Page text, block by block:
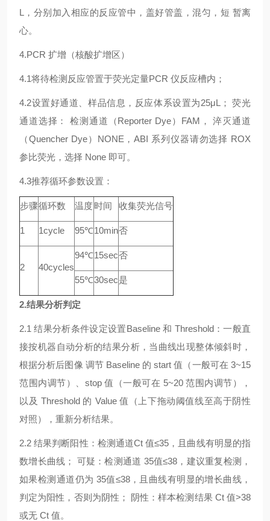
L，分别加入相应的反应管中，盖好管盖，混匀，短 暂离
心。
4.PCR 扩增（核酸扩增区）
4.1将待检测反应管置于荧光定量PCR 仪反应槽内；
4.2设置好通道、样品信息，反应体系设置为25μL； 荧光
通道选择： 检测通道（Reporter Dye）FAM， 淬灭通道
（Quencher Dye）NONE，ABI 系列仪器请勿选择 ROX
参比荧光，选择 None 即可。
4.3推荐循环参数设置：
步骤循环数 温度时间 收集荧光信号
1 1cycle 95℃10min否
2 40cycles
94℃15sec否
55℃30sec是
2.结果分析判定
2.1 结果分析条件设定设置Baseline 和 Threshold：一般直
接按机器自动分析的结果分析，当曲线出现整体倾斜时，
根据分析后图像 调节 Baseline 的 start 值（一般可在 3~15
范围内调节）、stop 值（一般可在 5~20 范围内调节），
以及 Threshold 的 Value 值（上下拖动阈值线至高于阴性
对照），重新分析结果。
2.2 结果判断阳性：检测通道Ct 值≤35，且曲线有明显的指
数增长曲线； 可疑：检测通道 35值≤38，建议重复检测，
如果检测通道仍为 35值≤38，且曲线有明显的增长曲线，
判定为阳性，否则为阴性； 阴性：样本检测结果 Ct 值>38
或无 Ct 值。